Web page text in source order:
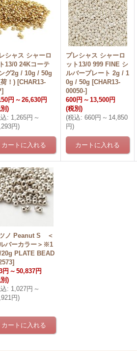
シャス シャーロ
13/0 24Kコーテ
グ2g / 10g / 50g
！) [CHAR13-
]
円 ～ 26,630円
)
: 1,265円 ～
円)
プレシャス シャーロ
ット13/0 999 FINE シ
ルバープレート 2g / 1
0g / 50g [CHAR13-
00050-]
600円 ～ 13,500円
(税別)
(税込: 660円 ～ 14,850
円)
ノ Peanut S ＜
バーカラー＞※1
20g PLATE BEAD
]
円 ～ 50,837円
)
: 1,027円 ～
円)